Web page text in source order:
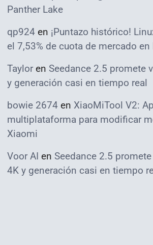
Panther Lake
qp924 en ¡Puntazo histórico!
el 7,53% de cuota de mercado en
Taylor en Seedance 2.5 promete
y generación casi en tiempo real
bowie 2674 en XiaoMiTool V2:
multiplataforma para modificar
Xiaomi
Voor AI en Seedance 2.5
4K y generación casi en tiempo